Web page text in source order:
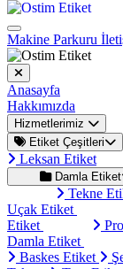
Makine Parkuru
Anasayfa
Hakkımızda
Hizmetlerimiz
Etiket Çeşitleri
Leksan Etiket
Damla Etiket
Tekne
Uçak Etiket
Etiket
Damla Etiket
Baskes Etiket